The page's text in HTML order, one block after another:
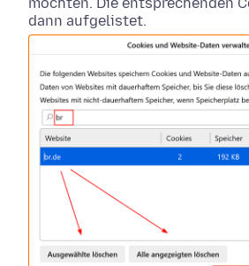
möchten. Die entsprechenden
dann aufgelistet.